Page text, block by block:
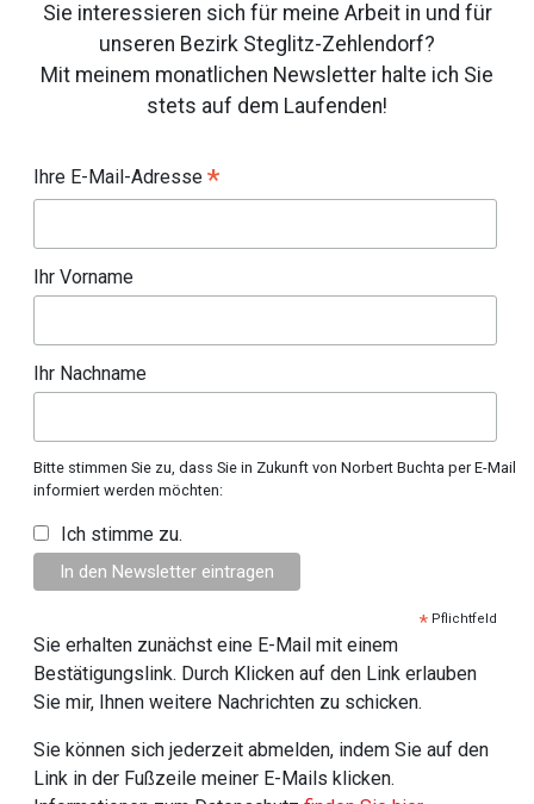
Sie interessieren sich für meine Arbeit in und für
unseren Bezirk Steglitz-Zehlendorf?
Mit meinem monatlichen Newsletter halte ich Sie
stets auf dem Laufenden!
Ihre E-Mail-Adresse *
Ihr Vorname
Ihr Nachname
Bitte stimmen Sie zu, dass Sie in Zukunft von Norbert Buchta per E-Mail
informiert werden möchten:
Ich stimme zu.
*Pflichtfeld
Sie erhalten zunächst eine E-Mail mit einem
Bestätigungslink. Durch Klicken auf den Link erlauben
Sie mir, Ihnen weitere Nachrichten zu schicken.
Sie können sich jederzeit abmelden, indem Sie auf den
Link in der Fußzeile meiner E-Mails klicken.